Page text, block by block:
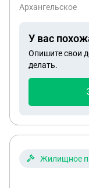
создает
делать ,
или эта
Архангельское
У вас
Опишите свои
делать.
Жилищное